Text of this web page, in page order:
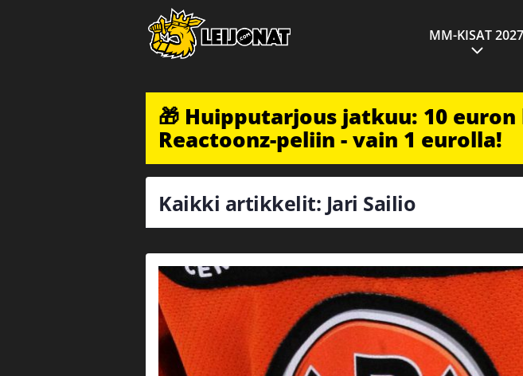
MM-KISAT 2027
🎁 Huipputarjous jatkuu: 10
Reactoonz-peliin - vain 1 eurolla!
Kaikki artikkelit: Jari Sailio